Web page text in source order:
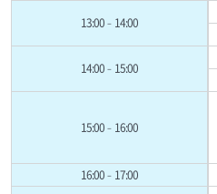
13:00–14:00
14:00–15:00
15:00–16:00
16:00–17:00